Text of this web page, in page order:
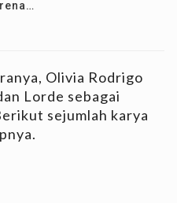
Olivia Rodrigo
Lorde sebagai
sejumlah karya